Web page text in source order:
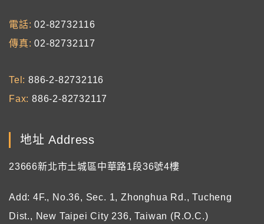
電話
02-82732116
傳真
02-82732117
Tel
886-2-82732116
Fax 886-2-82732117
地址 Address
23666新北市土城區中華路1段36號4樓
Add: 4F., No.36, Sec. 1, Zhonghua Rd., Tucheng
Dist., New Taipei City 236, Taiwan (R.O.C.)